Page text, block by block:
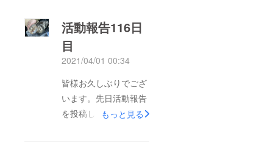
妊手術、その他諸々の
事柄がありバタバタし
た毎日を日々を過ごし
ておりますがあさりは
今日も元気に過ごして
います。リターンのお
品、まだお届けできて
活動報告116日
目
2021/04/01 00:34
皆様お久しぶりでござ
います。先日活動報告
を投稿していたと思っ
もっと見る